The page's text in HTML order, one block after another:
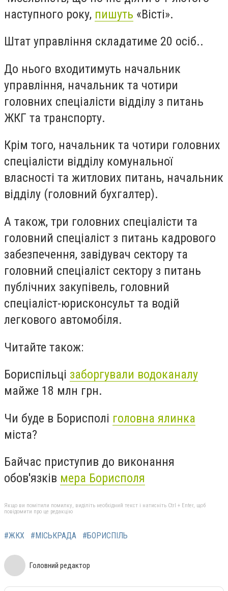
наступного року, пишуть «Вісті».
Штат управління складатиме 20 осіб..
До нього входитимуть начальник
управління, начальник та чотири
головних спеціалісти відділу з питань
ЖКГ та транспорту.
Крім того, начальник та чотири головних
спеціалісти відділу комунальної
власності та житлових питань, начальник
відділу (головний бухгалтер).
А також, три головних спеціалісти та
головний спеціаліст з питань кадрового
забезпечення, завідувач сектору та
головний спеціаліст сектору з питань
публічних закупівель, головний
спеціаліст-юрисконсульт та водій
легкового автомобіля.
Читайте також:
Бориспільці заборгували водоканалу
майже 18 млн грн.
Чи буде в Борисполі головна ялинка
міста?
Байчас приступив до виконання
обов'язків мера Борисполя
Якщо ви помітили помилку, виділіть необхідний текст і натисніть Ctrl + Enter, щоб
повідомити про це редакцію
#ЖКХ #МІСЬКРАДА #БОРИСПІЛЬ
Головний редактор